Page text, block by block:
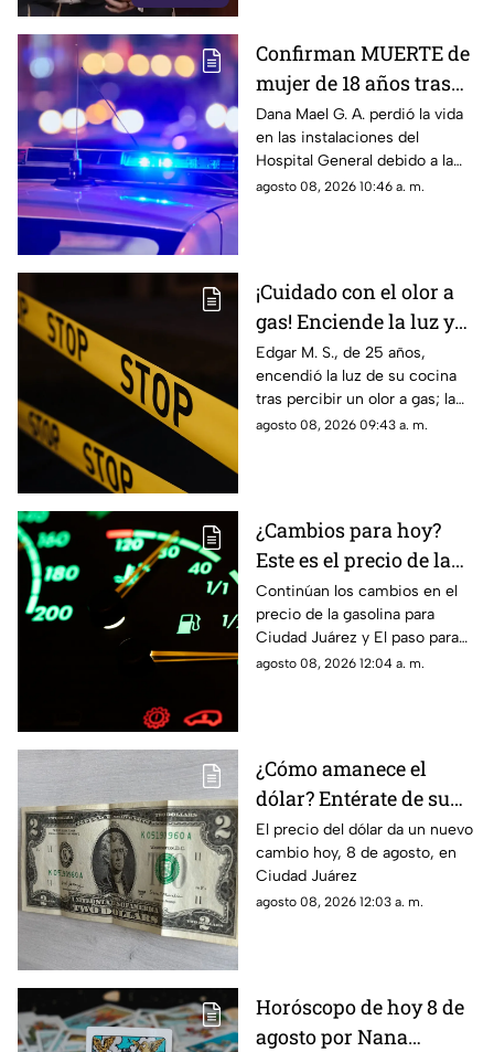
Gobierno Federal.
Confirman MUERTE de
mujer de 18 años tras
ser atropellada en
Ciudad Juárez
Dana Mael G. A. perdió la vida
en las instalaciones del
Hospital General debido a la
gravedad de las lesiones
agosto 08, 2026 10:46 a. m.
¡Cuidado con el olor a
gas! Enciende la luz y
genera explosión en
vivienda de Ciudad
Juárez
Edgar M. S., de 25 años,
encendió la luz de su cocina
tras percibir un olor a gas; la
chispante detonación le
agosto 08, 2026 09:43 a. m.
¿Cambios para hoy?
Este es el precio de la
gasolina para Ciudad
Juárez y El Paso
Continúan los cambios en el
precio de la gasolina para
Ciudad Juárez y El paso para
hoy, 8 de agosto
agosto 08, 2026 12:04 a. m.
¿Cómo amanece el
dólar? Entérate de su
precio hoy, 8 de agosto,
en Ciudad Juárez
El precio del dólar da un nuevo
cambio hoy, 8 de agosto, en
Ciudad Juárez
agosto 08, 2026 12:03 a. m.
Horóscopo de hoy 8 de
agosto por Nana